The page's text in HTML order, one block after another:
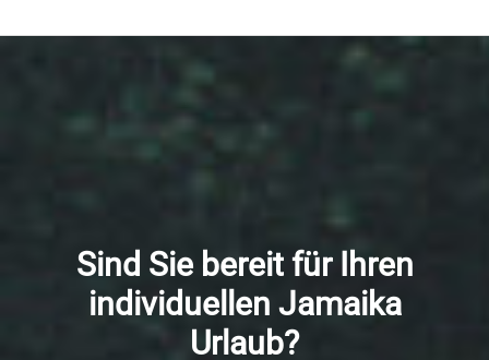
Sind Sie bereit für Ihren
individuellen Jamaika
Urlaub?